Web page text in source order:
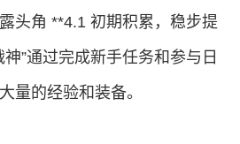
头角 **4.1 初期积累，稳步提
”通过完成新手任务和参与日
量的经验和装备。